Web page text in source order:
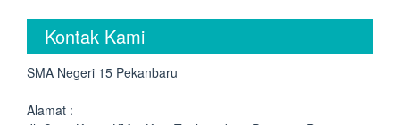
Kontak Kami
SMA Negeri 15 Pekanbaru
Alamat :